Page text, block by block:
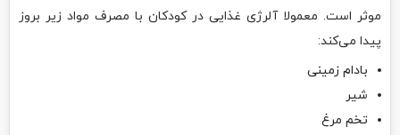
موثر است. معمولا آلرژی غذایی در کودکان با مصرف مواد زیر بروز
پیدا می‌کند:
بادام زمینی
شیر
تخم مرغ